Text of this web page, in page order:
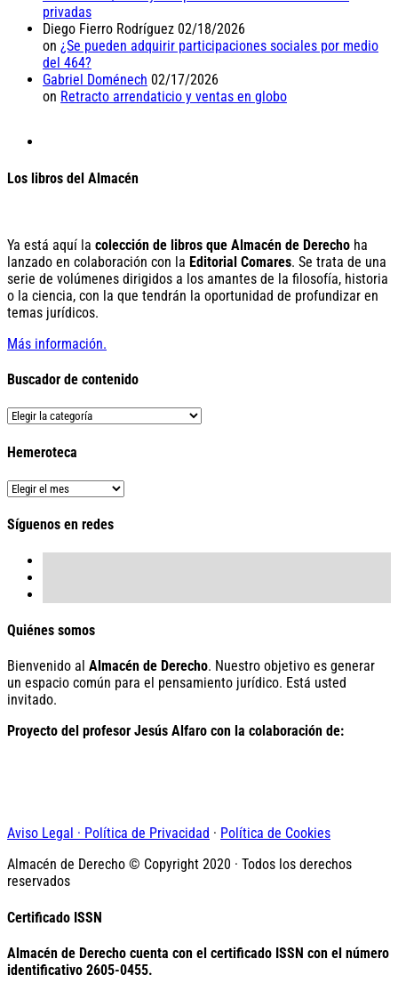
privadas
Diego Fierro Rodríguez 02/18/2026
on ¿Se pueden adquirir participaciones sociales por medio
del 464?
Gabriel Doménech 02/17/2026
on Retracto arrendaticio y ventas en globo
Los libros del Almacén
Ya está aquí la colección de libros que Almacén de Derecho ha
lanzado en colaboración con la Editorial Comares. Se trata de una
serie de volúmenes dirigidos a los amantes de la filosofía, historia
o la ciencia, con la que tendrán la oportunidad de profundizar en
temas jurídicos.
Más información.
Buscador de contenido
Buscador
contenido
Hemeroteca
Hemeroteca
Síguenos en redes
Quiénes somos
Bienvenido al Almacén de Derecho. Nuestro objetivo es generar
un espacio común para el pensamiento jurídico. Está usted
invitado.
Proyecto del profesor Jesús Alfaro con la colaboración de:
Aviso Legal · Política de Privacidad · Política de Cookies
Almacén de Derecho © Copyright 2020 · Todos los derechos
reservados
Certificado ISSN
Almacén de Derecho cuenta con el certificado ISSN con el número
identificativo 2605-0455.